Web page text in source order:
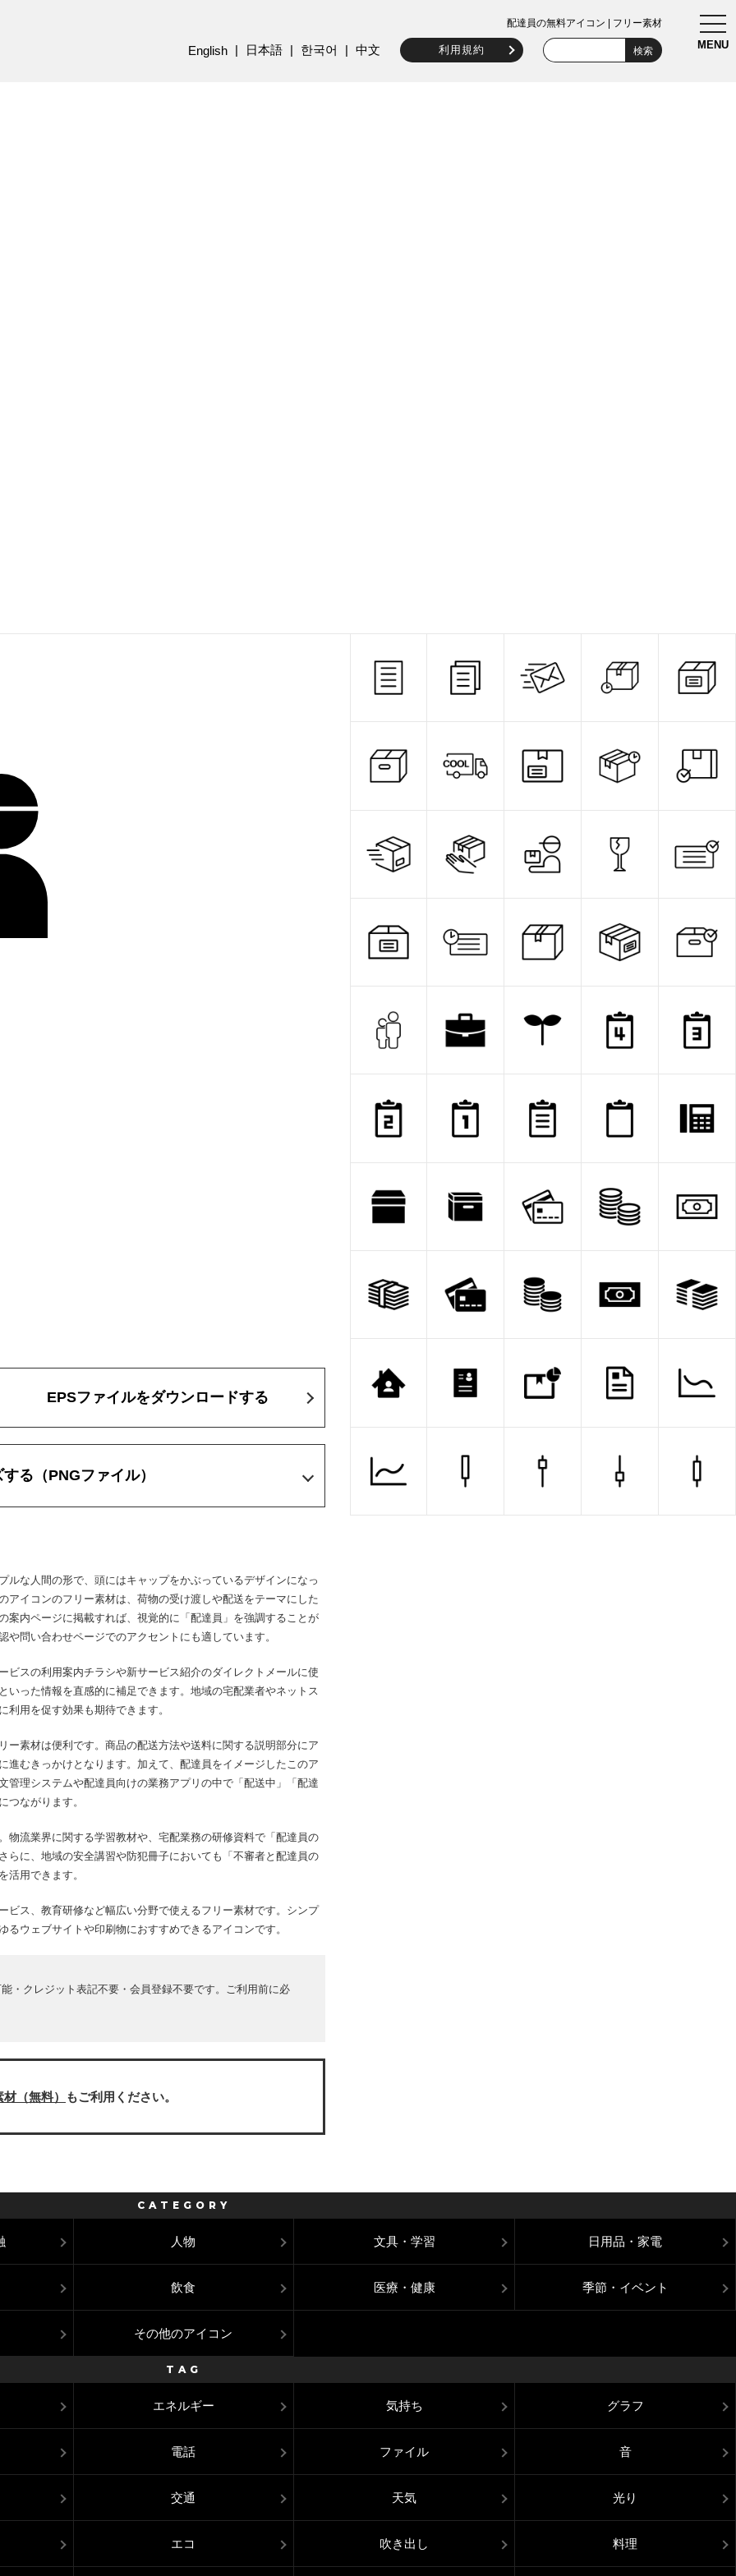
MENU
配達員の無料アイコン | フリー素材
English 日本語 한국어 中文 利用規約
EPSファイルをダウンロードする
する （PNGファイル）
な人間の形で、頭にはキャップをかぶっているデザインになっ
イコンのフリー素材は、荷物の受け渡しや配送をテーマにした
案内ページに掲載すれば、視覚的に「配達員」を強調することが
問い合わせページでのアクセントにも適しています。
スの利用案内チラシや新サービス紹介のダイレクトメールに使
った情報を直感的に補足できます。地域の宅配業者やネットス
用を促す効果も期待できます。
ー素材は便利です。商品の配送方法や送料に関する説明部分にア
むきっかけとなります。加えて、配達員をイメージしたこのア
理システムや配達員向けの業務アプリの中で「配送中」「配達
つながります。
流業界に関する学習教材や、宅配業務の研修資料で「配達員の
に、地域の安全講習や防犯冊子においても「不審者と配達員の
活用できます。
ス、教育研修など幅広い分野で使えるフリー素材です。シンプ
ウェブサイトや印刷物におすすめできるアイコンです。
・クレジット表記不要・会員登録不要です。ご利用前に必
（無料） もご利用ください。
CATEGORY
人物 文具・学習 日用品・家電
飲食 医療・健康 季節・イベント
その他のアイコン
TAG
エネルギー 気持ち グラフ
電話 ファイル 音
交通 天気 光り
エコ 吹き出し 料理